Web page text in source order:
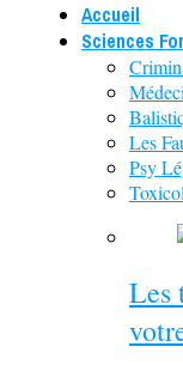
Accueil
Sciences
Les
Psy
Les